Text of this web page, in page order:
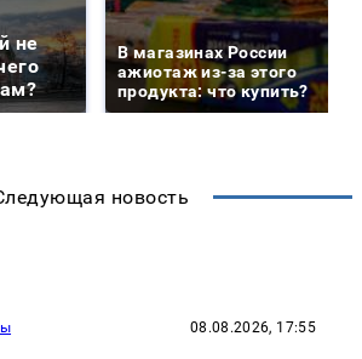
не
В магазинах России
ажиотаж из-за этого
продукта: что купить?
новость
08.08.2026, 17:55